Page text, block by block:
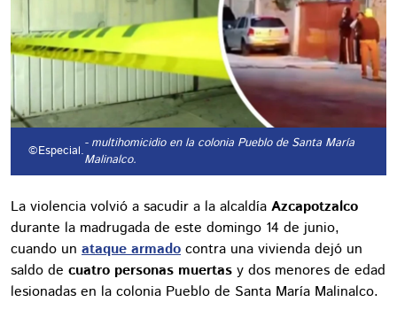
©Especial.- multihomicidio en la colonia Pueblo de Santa María
Malinalco.
La violencia volvió a sacudir a la alcaldía Azcapotzalco
durante la madrugada de este domingo 14 de junio,
cuando un ataque armado contra una vivienda dejó un
saldo de cuatro personas muertas y dos menores de edad
lesionadas en la colonia Pueblo de Santa María Malinalco.